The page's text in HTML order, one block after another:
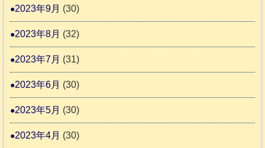
2023年9月 (30)
2023年8月 (32)
2023年7月 (31)
2023年6月 (30)
2023年5月 (30)
2023年4月 (30)